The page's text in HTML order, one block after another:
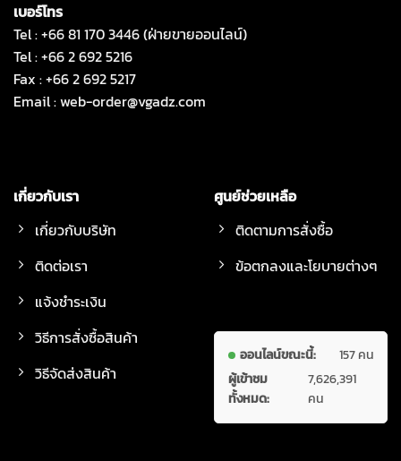
เบอร์โทร
Tel : +66 81 170 3446 (ฝ่ายขายออนไลน์)
Tel : +66 2 692 5216
Fax : +66 2 692 5217
Email :web-order@vgadz.com
เกี่ยวกับเรา
เกี่ยวกับบริษัท
ติดต่อเรา
แจ้งชำระเงิน
วิธีการสั่งซื้อสินค้า
วิธีจัดส่งสินค้า
ศูนย์ช่วยเหลือ
ติดตามการสั่งซื้อ
ข้อตกลงและโยบายต่างๆ
ออนไลน์ขณะนี้:
157 คน
ผู้เข้าชม
ทั้งหมด:
7,626,391
คน